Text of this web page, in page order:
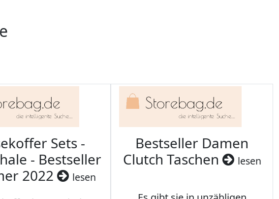
Sets -
- Bestseller
2022
lesen
Bestseller Damen
Clutch Taschen
lesen